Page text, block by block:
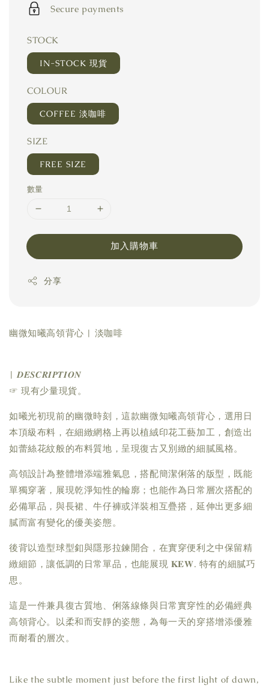
Secure payments
STOCK
IN-STOCK 現貨
COLOUR
COFFEE 淡咖啡
SIZE
FREE SIZE
數量
加入購物車
分享
幽微知曦高領背心 | 淡咖啡
| 𝑫𝑬𝑺𝑪𝑹𝑰𝑷𝑻𝑰𝑶𝑵
☞ 現有少量現貨。
如曦光初現前的幽微時刻，這款幽微知曦高領背心，選用日
本頂級布料，在細緻網格上再以植絨印花工藝加工，創造出
如蕾絲花紋般的布料質地，呈現復古又別緻的細膩風格。
高領設計為整體增添端雅氣息，搭配簡潔俐落的版型，既能
單獨穿著，展現乾淨知性的輪廓；也能作為日常層次搭配的
必備單品，與長裙、牛仔褲或洋裝相互疊搭，延伸出更多細
膩而富有變化的優美姿態。
後背以造型球型釦與隱形拉鍊開合，在實穿便利之中保留精
緻細節，讓低調的日常單品，也能展現 𝐊𝐄𝐖. 特有的細膩巧
思。
這是一件兼具復古質地、俐落線條與日常實穿性的必備經典
高領背心。以柔和而安靜的姿態，為每一天的穿搭增添優雅
而耐看的層次。
Like the subtle moment just before the first light of dawn,